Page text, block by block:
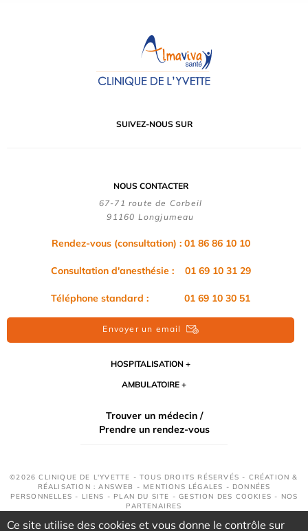
SUIVEZ-NOUS SUR
NOUS CONTACTER
67-71 route de Corbeil
91160 Longjumeau
Rendez-vous (consultation) : 01 86 86 10 10
Consultation d'anesthésie : 01 69 10 31 29
Téléphone standard : 01 69 10 30 51
Envoyer un email
HOSPITALISATION
AMBULATOIRE
Trouver un médecin /
Prendre un rendez-vous
©2026 CLINIQUE DE L'YVETTE - TOUS DROITS RÉSERVÉS - CRÉATION &
RÉALISATION : ANSWEB - MENTIONS LÉGALES - DONNÉES
PERSONNELLES - LIENS - PLAN DU SITE -GESTION DES COOKIES - NOS
PARTENAIRES
Ce site utilise des cookies et vous donne le contrôle sur